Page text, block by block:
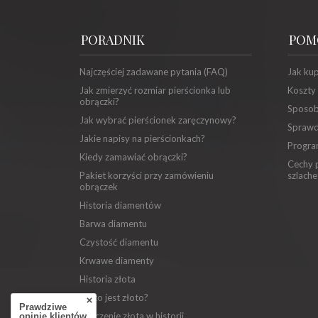
PORADNIK
Najczęściej zadawane pytania (FAQ)
Jak zmierzyć rozmiar pierścionka lub
obrączki?
Jak wybrać pierścionek zaręczynowy?
Jakie napisy na pierścionkach?
Kiedy zamawiać obrączki?
Pakiet korzyści przy zamówieniu
obrączek
Historia diamentów
Barwa diamentu
Czystość diamentu
Krwawe diamenty
Historia złota
Co to jest złoto?
Jak
Koszty
Cechy
Prawdziwe